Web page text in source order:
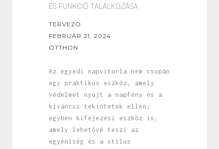
ÉS FUNKCIÓ TALÁLKOZÁSA
TERVEZO
FEBRUÁR 21, 2024
OTTHON
Az egyedi napvitorla nem csupán
egy praktikus eszköz, amely
védelmet nyújt a napfény és a
kíváncsi tekintetek ellen;
egyben kifejezési eszköz is,
amely lehetővé teszi az
egyéniség és a stílus